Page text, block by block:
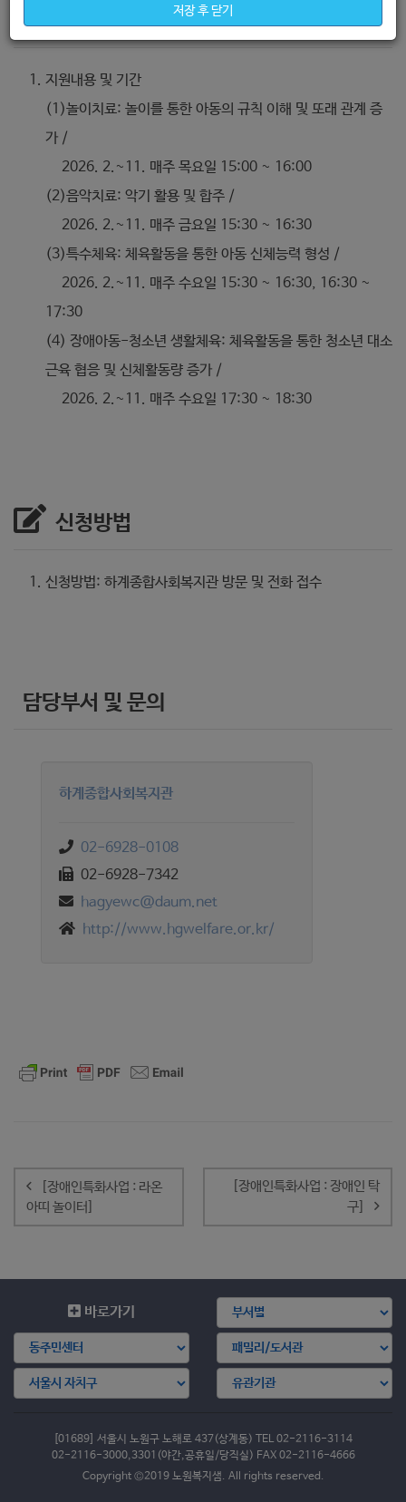
저장 후 닫기
지원내용
지원내용 및 기간
(1)놀이치료: 놀이를 통한 아동의 규칙 이해 및 또래 관계 증
가 /
2026. 2.~11. 매주 목요일 15:00 ~ 16:00
(2)음악치료: 악기 활용 및 합주 /
2026. 2.~11. 매주 금요일 15:30 ~ 16:30
(3)특수체육: 체육활동을 통한 아동 신체능력 형성 /
2026. 2.~11. 매주 수요일 15:30 ~ 16:30, 16:30 ~
17:30
(4) 장애아동-청소년 생활체육: 체육활동을 통한 청소년 대소
근육 협응 및 신체활동량 증가 /
2026. 2.~11. 매주 수요일 17:30 ~ 18:30
신청방법
신청방법: 하계종합사회복지관 방문 및 전화 접수
담당부서 및 문의
하계종합사회복지관
02-6928-0108
02-6928-7342
hagyewc@daum.net
http://www.hgwelfare.or.kr/
내
비
게
[장애인특화사업 : 라온
아띠 놀이터]
[장애인특화사업 : 장애인 탁
구]
바로가기
[01689] 서울시 노원구 노해로 437(상계동) TEL 02-2116-3114
02-2116-3000,3301(야간,공휴일/당직실) FAX 02-2116-4666
Copyright ©2019 노원복지샘. All rights reserved.